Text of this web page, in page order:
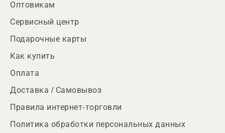
Оптовикам
Сервисный центр
Подарочные карты
Как купить
Оплата
Доставка / Самовывоз
Правила интернет-торговли
Политика обработки персональных данных